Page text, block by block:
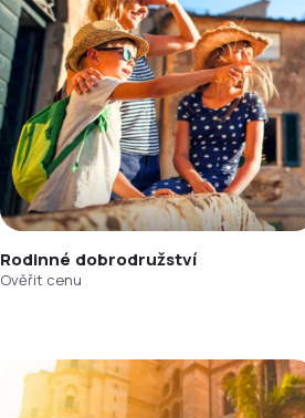
Rodinné dobrodružství
Ověřit cenu